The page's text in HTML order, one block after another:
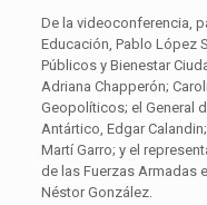
De la videoconferencia,
Educación, Pablo López
Públicos y Bienestar
Adriana Chapperón;
Geopolíticos; el General
Antártico, Edgar
Martí Garro; y el
de las Fuerzas Armadas
Néstor González.